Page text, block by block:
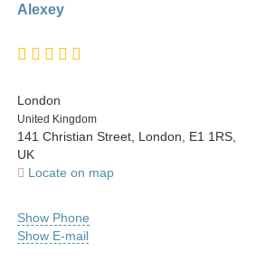
Alexey
London
Country
United Kingdom
141 Christian Street, London, E1 1RS,
UK
Locate on map
Show Phone
Show E-mail